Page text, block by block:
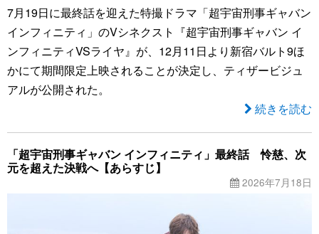
7月19日に最終話を迎えた特撮ドラマ「超宇宙刑事ギャバン
インフィニティ」のVシネクスト『超宇宙刑事ギャバン イ
ンフィニティVSライヤ』が、12月11日より新宿バルト9ほ
かにて期間限定上映されることが決定し、ティザービジュ
アルが公開された。
続きを読む
「超宇宙刑事ギャバン インフィニティ」最終話 怜慈、次
元を超えた決戦へ【あらすじ】
2026年7月18日